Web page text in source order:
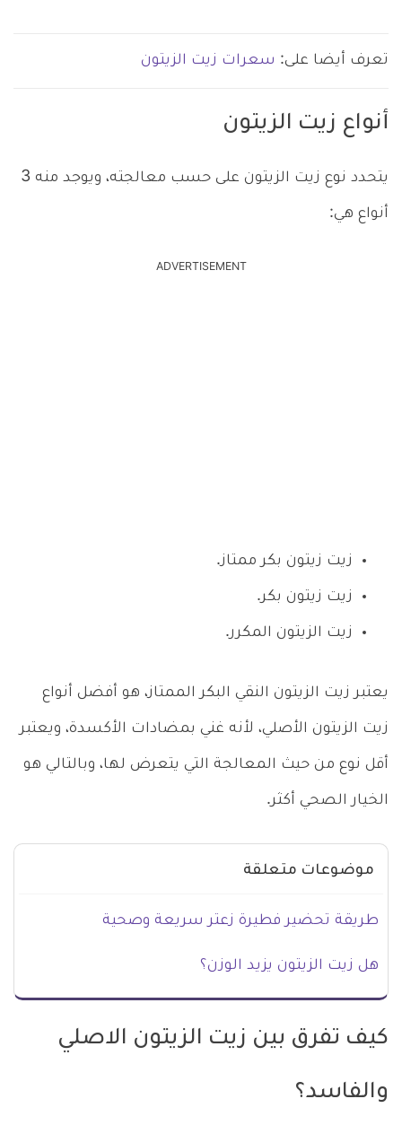
تعرف أيضا على: سعرات زيت الزيتون
أنواع زيت الزيتون
يتحدد نوع زيت الزيتون على حسب معالجته، ويوجد منه 3
أنواع هي:
ADVERTISEMENT
زيت زيتون بكر ممتاز.
زيت زيتون بكر.
زيت الزيتون المكرر.
يعتبر زيت الزيتون النقي البكر الممتاز، هو أفضل أنواع
زيت الزيتون الأصلي، لأنه غني بمضادات الأكسدة، ويعتبر
أقل نوع من حيث المعالجة التي يتعرض لها، وبالتالي هو
الخيار الصحي أكثر.
موضوعات متعلقة
طريقة تحضير فطيرة زعتر سريعة وصحية
هل زيت الزيتون يزيد الوزن؟
كيف تفرق بين زيت الزيتون الاصلي
والفاسد؟